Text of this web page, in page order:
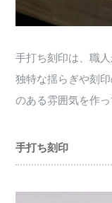
手打ち刻印は、職
独特な揺らぎや刻
のある雰囲気を作っ
手打ち刻印